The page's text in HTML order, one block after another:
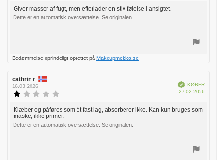
ud
af
Tekst
til
Giver masser af fugt, men efterlader en stiv følelse i ansigtet.
Dette er en automatisk oversættelse. Se originalen.
op
Bedømmelse oprindeligt oprettet på Makeupmekka.se
Forfatter
af
bedømmelsen:
cathrin r
16.03.2026
ud
af
5
Verificeret
KØBER
27.02.2026
Tekst
til
bedømmelsen:
Klæber og påføres som ét fast lag, absorberer ikke. Kan kun bruges som
maske, ikke primer.
Dette er en automatisk oversættelse. Se originalen.